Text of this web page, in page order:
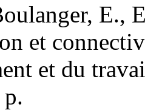
E.,
et
et du